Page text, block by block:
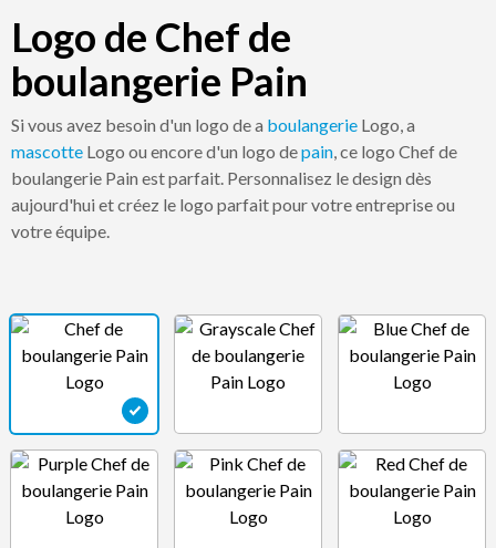
Logo de Chef de
boulangerie Pain
Si vous avez besoin d'un logo de a boulangerie Logo, a
mascotte Logo ou encore d'un logo depain, ce logo Chef de
boulangerie Pain est parfait. Personnalisez le design dès
aujourd'hui et créez le logo parfait pour votre entreprise ou
votre équipe.